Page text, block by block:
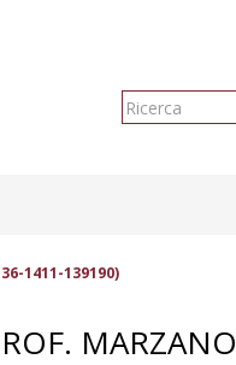
Form
1411-139190)
MARZANO